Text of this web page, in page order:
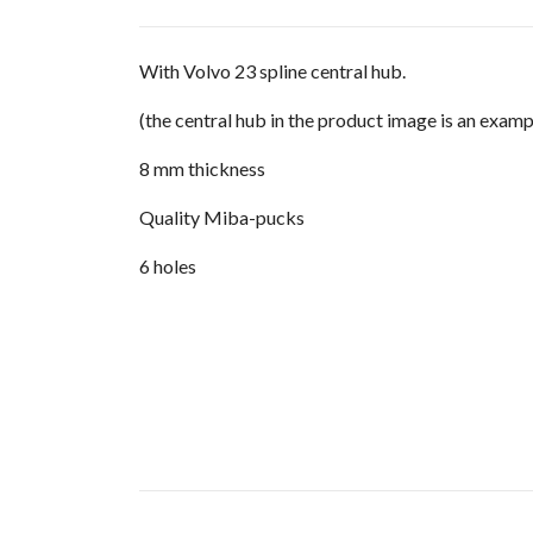
With Volvo 23 spline central hub.
(the central hub in the product image is an
8 mm thickness
Quality Miba-pucks
6 holes